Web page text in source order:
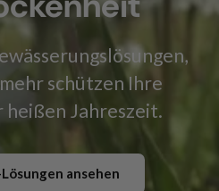
schützen Ihre
heißen Jahreszeit.
ansehen